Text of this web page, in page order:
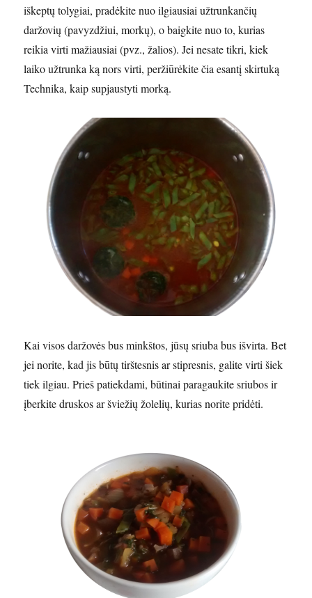
iškeptų tolygiai, pradėkite nuo ilgiausiai užtrunkančių
daržovių (pavyzdžiui, morkų), o baigkite nuo to, kurias
reikia virti mažiausiai (pvz., žalios). Jei nesate tikri, kiek
laiko užtrunka ką nors virti, peržiūrėkite čia esantį skirtuką
Technika, kaip supjaustyti morką.
Kai visos daržovės bus minkštos, jūsų sriuba bus išvirta. Bet
jei norite, kad jis būtų tirštesnis ar stipresnis, galite virti šiek
tiek ilgiau. Prieš patiekdami, būtinai paragaukite sriubos ir
įberkite druskos ar šviežių žolelių, kurias norite pridėti.